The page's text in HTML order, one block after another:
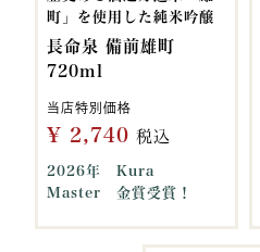
町」を使用した純米吟醸
長命泉 備前雄町
720ml
当店特別価格
¥ 2,740 税込
2026年 Kura
Master 金賞受賞！